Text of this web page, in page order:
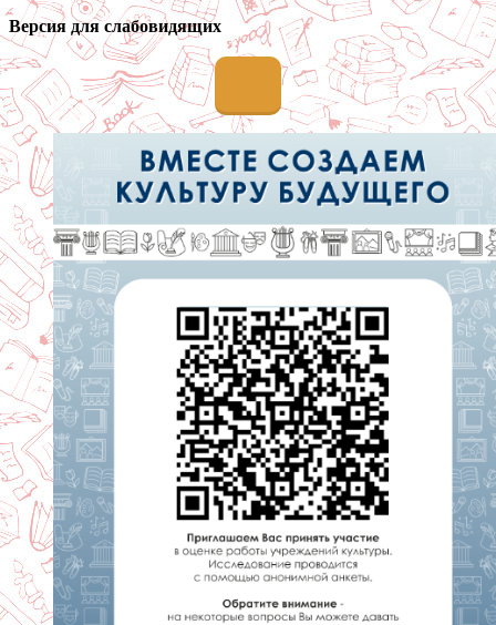
Версия для слабовидящих